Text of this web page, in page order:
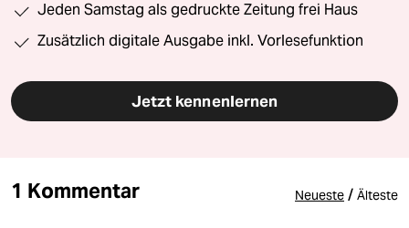
Jeden Samstag als gedruckte Zeitung frei Haus
Zusätzlich digitale Ausgabe inkl. Vorlesefunktion
Jetzt kennenlernen
1 Kommentar Neueste / Älteste